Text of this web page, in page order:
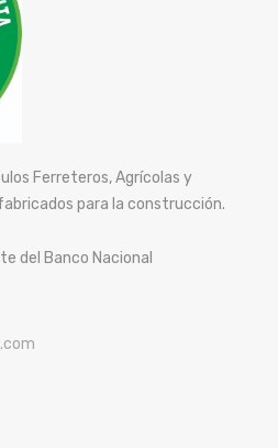
Ferreteros, Agrícolas y
para la construcción.
del Banco Nacional